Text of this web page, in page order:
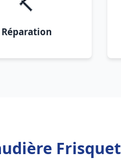
🔨
Réparation